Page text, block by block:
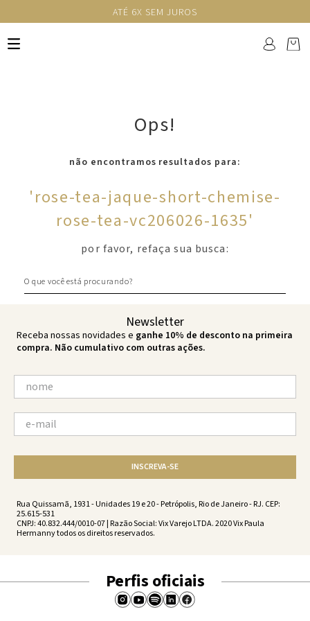
ATÉ 6X SEM JUROS
Ops!
não encontramos resultados para:
'rose-tea-jaque-short-chemise-
rose-tea-vc206026-1635'
por favor, refaça sua busca:
Newsletter
Receba nossas novidades e ganhe 10% de desconto na primeira
compra. Não cumulativo com outras ações.
INSCREVA-SE
Rua Quissamã, 1931 - Unidades 19 e 20 - Petrópolis, Rio de Janeiro - RJ. CEP:
25.615-531
CNPJ: 40.832.444/0010-07 | Razão Social: Vix Varejo LTDA. 2020 Vix Paula
Hermanny todos os direitos reservados.
Perfis oficiais